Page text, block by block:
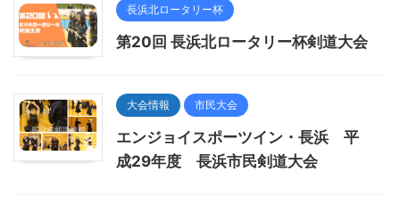
長浜北ロータリー杯
第20回 長浜北ロータリー杯剣道大会
大会情報 市民大会
エンジョイスポーツイン・長浜 平
成29年度 長浜市民剣道大会